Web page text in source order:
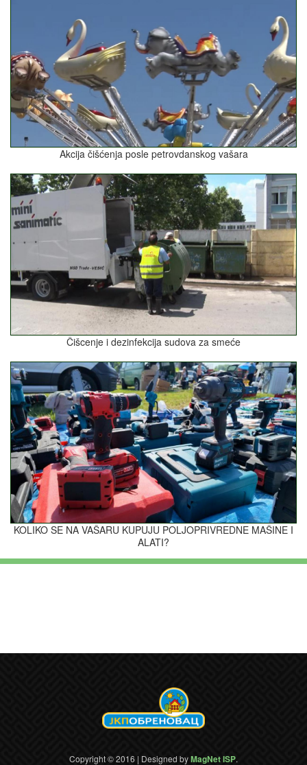
Akcija čišćenja posle petrovdanskog vašara
Čišcenje i dezinfekcija sudova za smeće
KOLIKO SE NA VAŠARU KUPUJU POLJOPRIVREDNE MAŠINE I
ALATI?
Copyright © 2016 | Designed byMagNet ISP.